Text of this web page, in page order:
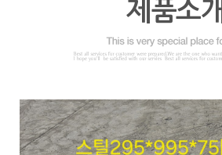
제품소개